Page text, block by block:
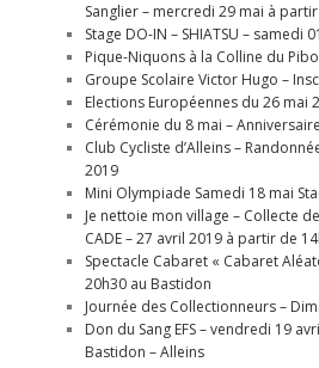
Sanglier – mercredi 29 mai à
Stage DO-IN – SHIATSU – samedi
Pique-Niquons à la Colline du
Groupe Scolaire Victor Hugo –
Elections Européennes du 26 mai
Cérémonie du 8 mai –
Club Cycliste d’Alleins –
2019
Mini Olympiade Samedi 18 mai
Je nettoie mon village – Collecte
CADE – 27 avril 2019 à partir de
Spectacle Cabaret « Cabaret
20h30 au Bastidon
Journée des Collectionneurs –
Don du Sang EFS – vendredi 19
Bastidon – Alleins